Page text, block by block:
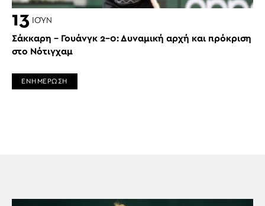
13 ΙΟΎΝ
Σάκκαρη – Γουάνγκ 2-0: Δυναμική αρχή και πρόκριση
στο Νότιγχαμ
ΕΝΗΜΕΡΩΣΗ